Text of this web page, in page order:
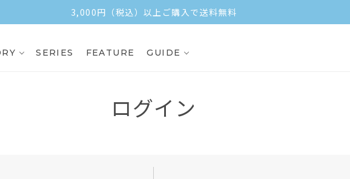
3,000円（税込）以上ご購入で送料無料
SERIES FEATURE GUIDE
ログイン